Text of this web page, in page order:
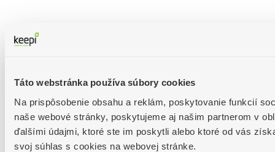
Táto webstránka používa súbory cookies
Na prispôsobenie obsahu a reklám, poskytovanie funkcií
naše webové stránky, poskytujeme aj našim partnerom v
ďalšími údajmi, ktoré ste im poskytli alebo ktoré od vás
svoj súhlas s cookies na webovej stránke.